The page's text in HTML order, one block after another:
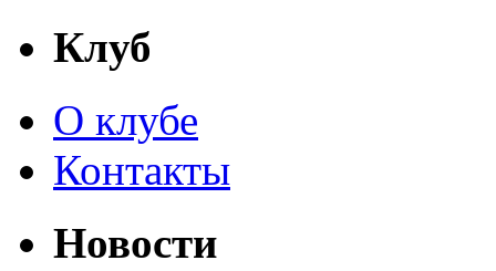
Клуб
О клубе
Контакты
Новости